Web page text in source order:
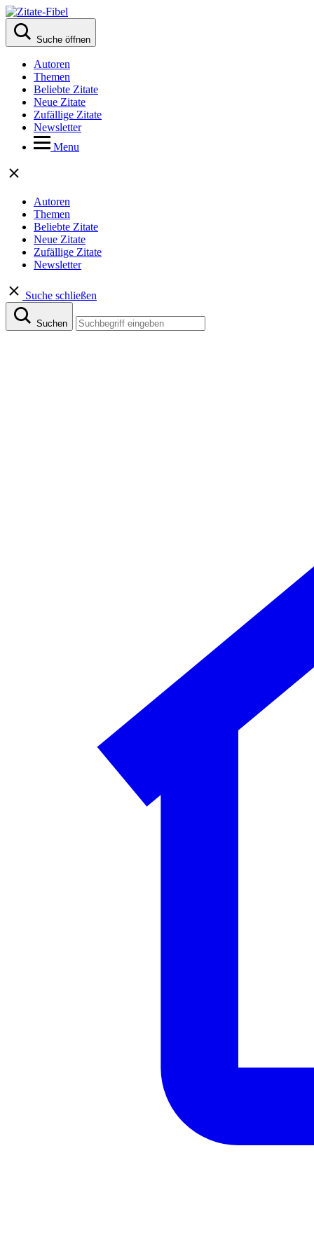
Suche öffnen
Autoren
Themen
Beliebte Zitate
Neue Zitate
Zufällige Zitate
Newsletter
Menu
Autoren
Themen
Beliebte Zitate
Neue Zitate
Zufällige Zitate
Newsletter
Suche schließen
Suchen